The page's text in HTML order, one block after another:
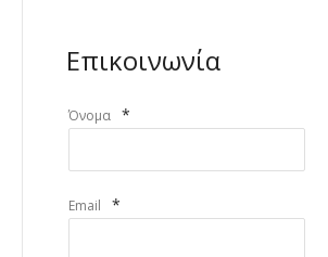
Επικοινωνία
Όνομα *
Email *